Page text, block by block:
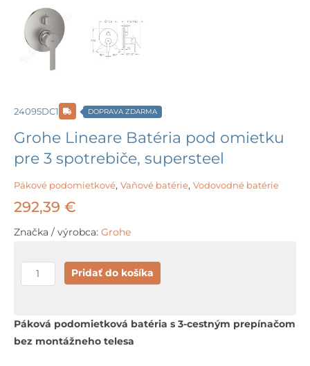
24095DC1 DOPRAVA ZDARMA
Grohe Lineare Batéria pod omietku
pre 3 spotrebiče, supersteel
Pákové podomietkové, Vaňové batérie, Vodovodné batérie
292,39 €
Značka / výrobca: Grohe
množstvo
Grohe
Batéria
pod
Pridať do košíka
Páková podomietková batéria s 3-cestným prepínačom
bez montážneho telesa